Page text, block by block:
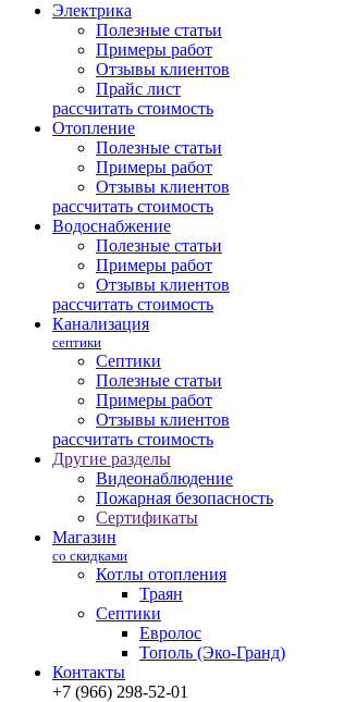
Электрика
Полезные статьи
Примеры работ
Отзывы клиентов
Прайс лист
рассчитать стоимость
Отопление
Полезные статьи
Примеры работ
Отзывы клиентов
рассчитать стоимость
Водоснабжение
Полезные статьи
Примеры работ
Отзывы клиентов
рассчитать стоимость
Канализация
септики
Септики
Полезные статьи
Примеры работ
Отзывы клиентов
рассчитать стоимость
Другие разделы
Видеонаблюдение
Пожарная безопасность
Сертификаты
Магазин
со скидками
Котлы отопления
Траян
Септики
Евролос
Тополь (Эко-Гранд)
Контакты
+7 (966) 298-52-01